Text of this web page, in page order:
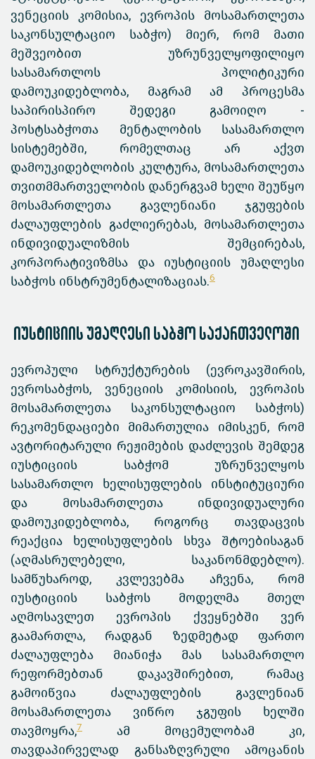
ვენეციის კომისია, ევროპის მოსამართლეთა
საკონსულტაციო საბჭო) მიერ, რომ მათი
მეშვეობით უზრუნველყოფილიყო
სასამართლოს პოლიტიკური
დამოუკიდებლობა, მაგრამ ამ პროცესმა
საპირისპირო შედეგი გამოიღო -
პოსტსაბჭოთა მენტალობის სასამართლო
სისტემებში, რომელთაც არ აქვთ
დამოუკიდებლობის კულტურა, მოსამართლეთა
თვითმმართველობის დანერგვამ ხელი შეუწყო
მოსამართლეთა გავლენიანი ჯგუფების
ძალაუფლების გაძლიერებას, მოსამართლეთა
ინდივიდუალიზმის შემცირებას,
კორპორატივიზმსა და იუსტიციის უმაღლესი
საბჭოს ინსტრუმენტალიზაციას.6
იუსტიციის უმაღლესი საბჭო საქართველოში
ევროპული სტრუქტურების (ევროკავშირის,
ევროსაბჭოს, ვენეციის კომისიის, ევროპის
მოსამართლეთა საკონსულტაციო საბჭოს)
რეკომენდაციები მიმართულია იმისკენ, რომ
ავტორიტარული რეჟიმების დაძლევის შემდეგ
იუსტიციის საბჭომ უზრუნველყოს
სასამართლო ხელისუფლების ინსტიტუციური
და მოსამართლეთა ინდივიდუალური
დამოუკიდებლობა, როგორც თავდაცვის
რეაქცია ხელისუფლების სხვა შტოებისაგან
(აღმასრულებელი, საკანონმდებლო).
სამწუხაროდ, კვლევებმა აჩვენა, რომ
იუსტიციის საბჭოს მოდელმა მთელ
აღმოსავლეთ ევროპის ქვეყნებში ვერ
გაამართლა, რადგან ზედმეტად ფართო
ძალაუფლება მიანიჭა მას სასამართლო
რეფორმებთან დაკავშირებით, რამაც
გამოიწვია ძალაუფლების გავლენიან
მოსამართლეთა ვიწრო ჯგუფის ხელში
თავმოყრა,7
ამ მოცემულობამ კი,
თავდაპირველად განსაზღვრული ამოცანის